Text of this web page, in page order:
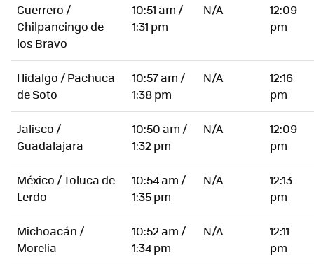
Guerrero /
Chilpancingo de
los Bravo
10:51 am /
1:31 pm
N/A
12:09
pm
Hidalgo / Pachuca
de Soto
10:57 am /
1:38 pm
N/A
12:16
pm
Jalisco /
Guadalajara
10:50 am /
1:32 pm
N/A
12:09
pm
México / Toluca de
Lerdo
10:54 am /
1:35 pm
N/A
12:13
pm
Michoacán /
Morelia
10:52 am /
1:34 pm
N/A
12:11
pm